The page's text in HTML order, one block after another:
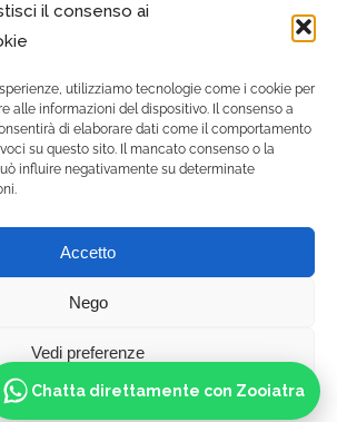
il consenso ai
utilizziamo tecnologie come i cookie per
alle informazioni del dispositivo. Il consenso a
di elaborare dati come il comportamento
su questo sito. Il mancato consenso o la
influire negativamente su determinate
Accetto
Nego
Vedi preferenze
Cookie Policy
Zooiatra
riservati. |
|
Chatta direttamente con Zooiatra